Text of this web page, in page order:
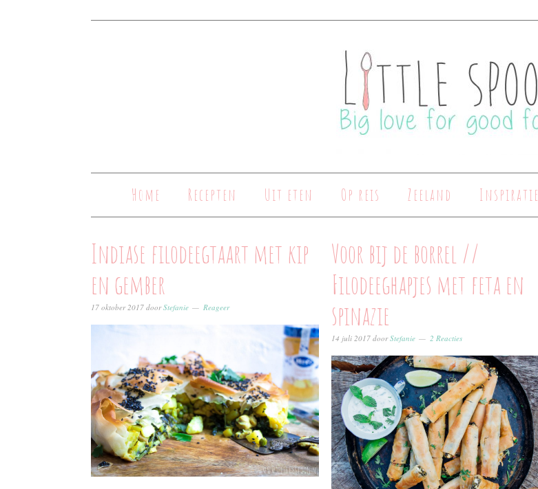
Home Recepten Uit eten Op reis Zeeland Inspiratie
Indiase filodeegtaart met kip
en gember
17 oktober 2017 doorStefanie Reageer
Voor bij de borrel //
Filodeeghapjes met feta en
spinazie
14 juli 2017doorStefanie 2 Reacties